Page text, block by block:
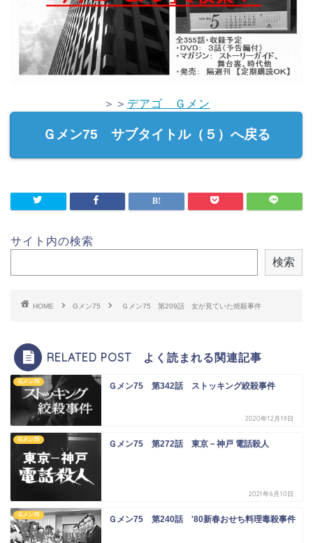
＞＞ デアゴ Ｇメン
Ｇメン75 サブタイトル（５）へ戻る
サイト内の検索
検索
HOME Gメン75 Ｇメン75 第209話 女が見ていた焼殺事件
RELATED POST よく読まれる関連記事
Gメン75 Ｇメン75 第342話 ストッキング絞殺事件
2020年12月19日
Gメン75 Ｇメン75 第272話 東京－神戸 電話殺人
2021年6月10日
Gメン75 Ｇメン75 第240話 '80新春おせち料理毒殺事件